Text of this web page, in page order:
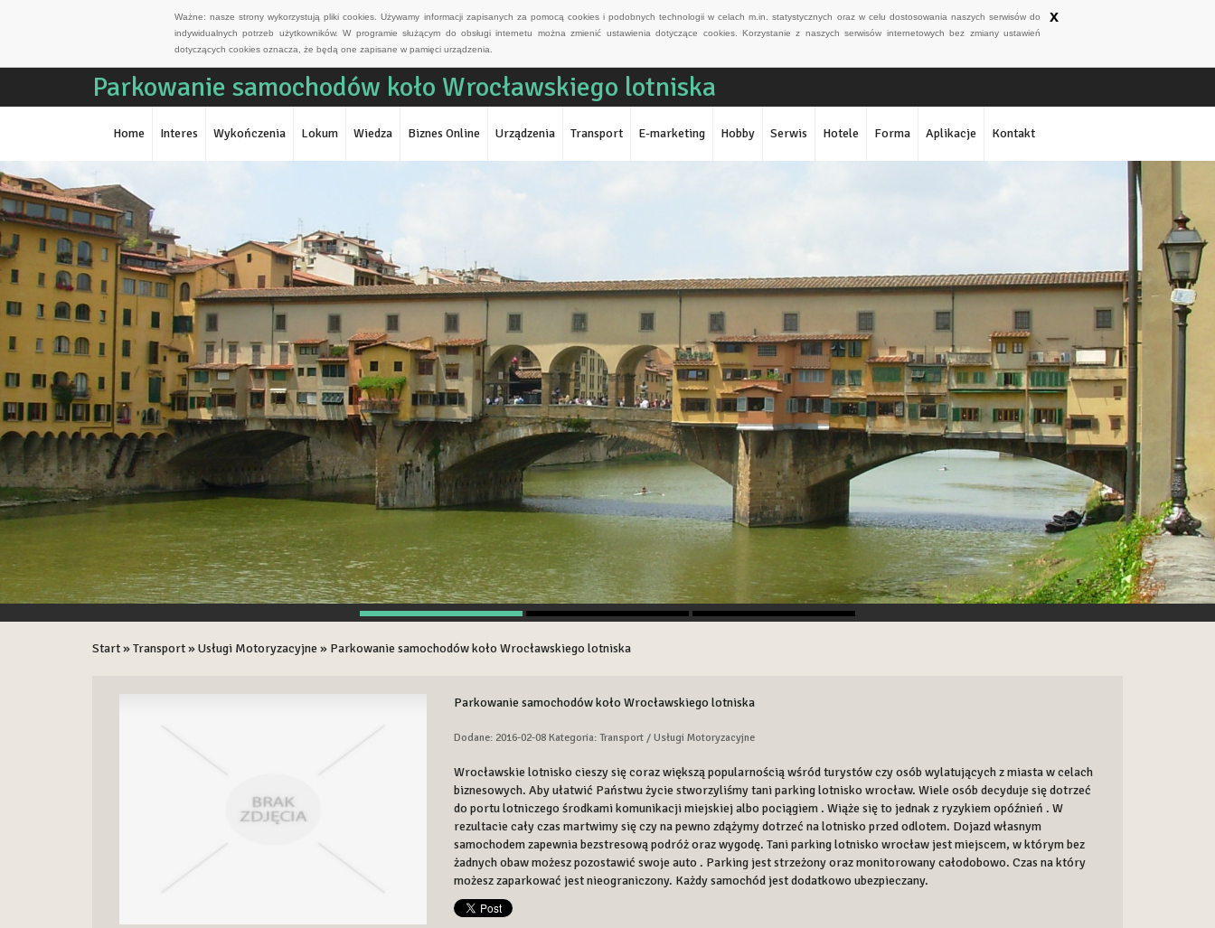
Ważne: nasze strony wykorzystują pliki cookies. Używamy informacji zapisanych za pomocą cookies i podobnych technologii w celach m.in. statystycznych oraz w celu dostosowania naszych serwisów do
indywidualnych potrzeb użytkowników. W programie służącym do obsługi internetu można zmienić ustawienia dotyczące cookies. Korzystanie z naszych serwisów internetowych bez zmiany ustawień
dotyczących cookies oznacza, że będą one zapisane w pamięci urządzenia.
x
Parkowanie samochodów koło Wrocławskiego lotniska
Home Interes Wykończenia Lokum Wiedza Biznes Online Urządzenia Transport E-marketing Hobby Serwis Hotele Forma Aplikacje Kontakt
Start»Transport»Usługi Motoryzacyjne » Parkowanie samochodów koło Wrocławskiego lotniska
Parkowanie samochodów koło Wrocławskiego lotniska
Dodane: 2016-02-08 Kategoria: Transport / Usługi Motoryzacyjne
Wrocławskie lotnisko cieszy się coraz większą popularnością wśród turystów czy osób wylatujących z miasta w celach
biznesowych. Aby ułatwić Państwu życie stworzyliśmy tani parking lotnisko wrocław. Wiele osób decyduje się dotrzeć
do portu lotniczego środkami komunikacji miejskiej albo pociągiem . Wiąże się to jednak z ryzykiem opóźnień . W
rezultacie cały czas martwimy się czy na pewno zdążymy dotrzeć na lotnisko przed odlotem. Dojazd własnym
samochodem zapewnia bezstresową podróż oraz wygodę. Tani parking lotnisko wrocław jest miejscem, w którym bez
żadnych obaw możesz pozostawić swoje auto . Parking jest strzeżony oraz monitorowany całodobowo. Czas na który
możesz zaparkować jest nieograniczony. Każdy samochód jest dodatkowo ubezpieczany.